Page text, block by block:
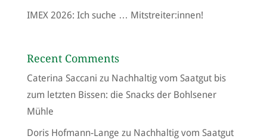
IMEX 2026: Ich suche … Mitstreiter:innen!
Recent Comments
Caterina Saccani zu Nachhaltig vom Saatgut bis
zum letzten Bissen: die Snacks der Bohlsener
Mühle
Doris Hofmann-Lange zu Nachhaltig vom Saatgut